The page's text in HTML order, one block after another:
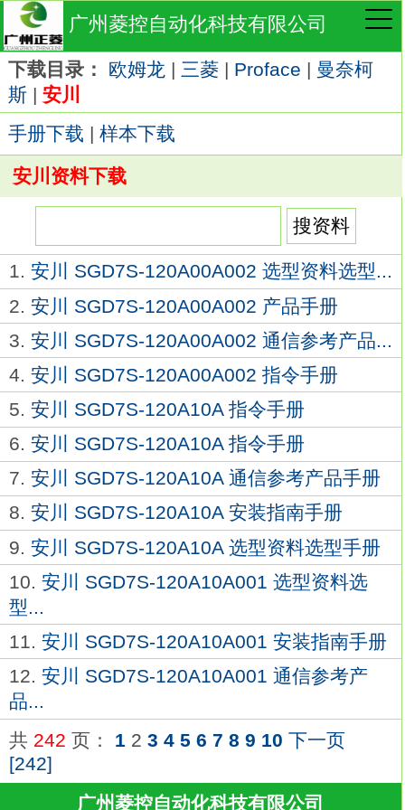
广州菱控自动化科技有限公司
下载目录： 欧姆龙 | 三菱| Proface | 曼奈柯
斯| 安川
手册下载 | 样本下载
安川资料下载
1. 安川 SGD7S-120A00A002 选型资料选型...
2. 安川 SGD7S-120A00A002 产品手册
3. 安川 SGD7S-120A00A002 通信参考产品...
4. 安川 SGD7S-120A00A002 指令手册
5. 安川 SGD7S-120A10A 指令手册
6. 安川 SGD7S-120A10A 指令手册
7. 安川 SGD7S-120A10A 通信参考产品手册
8. 安川 SGD7S-120A10A 安装指南手册
9. 安川 SGD7S-120A10A 选型资料选型手册
10. 安川 SGD7S-120A10A001 选型资料选
型...
11. 安川 SGD7S-120A10A001 安装指南手册
12. 安川 SGD7S-120A10A001 通信参考产
品...
共 242 页： 12 3 4 5 6 7 8 9 10 下一页
[242]
广州菱控自动化科技有限公司